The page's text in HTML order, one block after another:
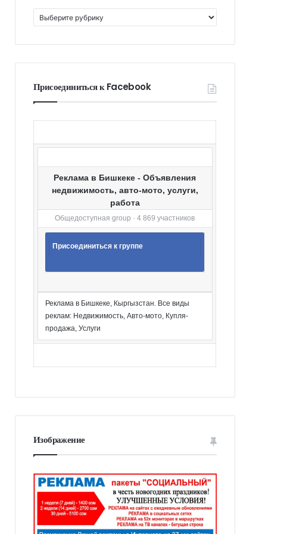
а
г
р
и
Присоединиться к Facebook
Реклама в Бишкеке - Объявления
недвижимость, авто-мото, услуги,
работа
Общедоступная group · 4 869 участников
Присоединиться к группе
Реклама в Бишкеке, Кыргызстан. Все виды
реклам: Недвижимость, Авто-мото, Купля-
продажа, Услуги
Изображение